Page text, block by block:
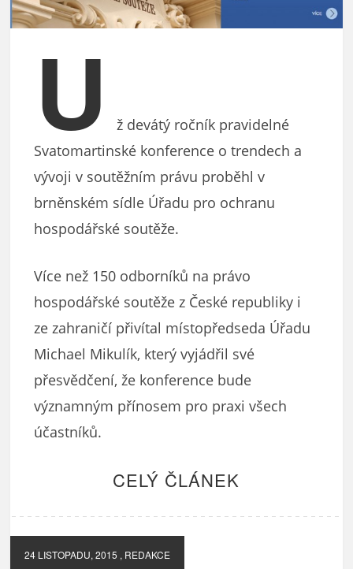
U
ž devátý ročník pravidelné
Svatomartinské konference o trendech a
vývoji v soutěžním právu proběhl v
brněnském sídle Úřadu pro ochranu
hospodářské soutěže.
Více než 150 odborníků na právo
hospodářské soutěže z České republiky i
ze zahraničí přivítal místopředseda Úřadu
Michael Mikulík, který vyjádřil své
přesvědčení, že konference bude
významným přínosem pro praxi všech
účastníků.
CELÝ ČLÁNEK
24 LISTOPADU, 2015 , REDAKCE